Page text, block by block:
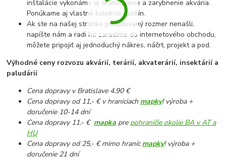
inštalácie vykonáme aj aranžovanie a zarybnenie akvária.
Ponúkame aj vlastné kolekcie rastlín.
Ak ste na našej stránke požadovaný rozmer nenašli,
napíšte nám a radi ho zaradíme do internetového obchodu,
môžete pripojiť aj jednoduchý nákres, náčrt, projekt a pod.
Výhodné ceny rozvozu akvárií, terárií, akvaterárií, insektárií a
paludárií
Cena dopravy v Bratislave 4.90 €
Cena dopravy od 11,- € v hraniciach mapky! výroba +
doručenie 10-14 dní
Cena dopravy 11.- € mapka pre pohraničie okolie BA v AT a
HU
Cena dopravy od 25,- € mimo hranícmapky! výroba +
doručenie 21 dní